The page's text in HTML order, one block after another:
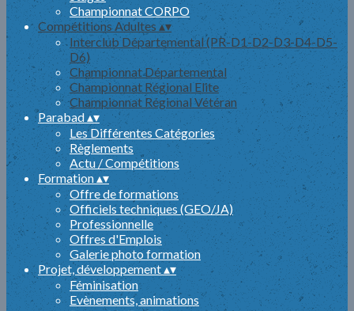
Championnat CORPO
Compétitions Adultes ▴▾
Interclub Départemental (PR-D1-D2-D3-D4-D5-
D6)
Championnat Départemental
Championnat Régional Elite
Championnat Régional Vétéran
Parabad▴▾
Les Différentes Catégories
Règlements
Actu / Compétitions
Formation▴▾
Offre de formations
Officiels techniques (GEO/JA)
Professionnelle
Offres d'Emplois
Galerie photo formation
Projet, développement▴▾
Féminisation
Evènements, animations